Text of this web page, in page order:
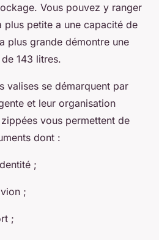
Vous pouvez y ranger
plus petite a une capacité de
plus grande démontre une
143 litres.
valises se démarquent par
et leur organisation
vous permettent de
dont :
;
;
;